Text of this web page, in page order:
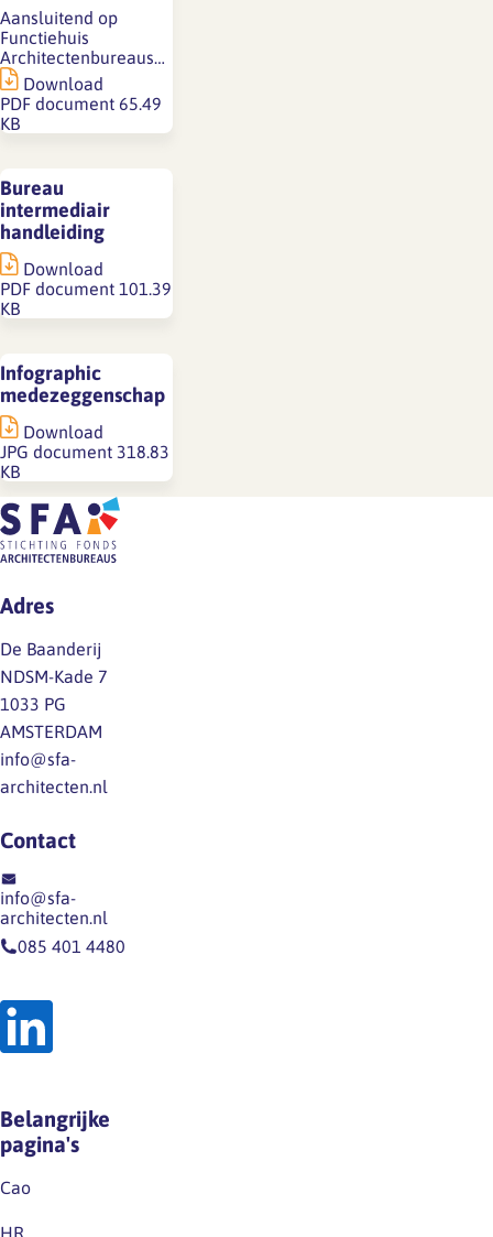
Aansluitend op
Functiehuis
Architectenbureaus…
Download
PDF document 65.49
KB
Bureau
intermediair
handleiding
Download
PDF document 101.39
KB
Infographic
medezeggenschap
Download
JPG document 318.83
KB
Adres
De Baanderij
NDSM-Kade 7
1033 PG
AMSTERDAM
info@sfa-
architecten.nl
Contact
info@sfa-
architecten.nl
085 401 4480
Belangrijke
pagina's
Cao